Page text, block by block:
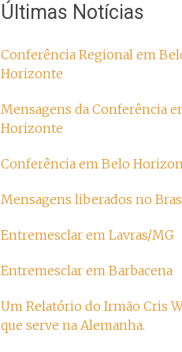
Últimas Notícias
Conferência Regional em
Horizonte
Mensagens da Conferência
Horizonte
Conferência em Belo
Mensagens liberados no
Entremesclar em Lavras/MG
Entremesclar em Barbacena
Um Relatório do Irmão Cris
que serve na Alemanha.